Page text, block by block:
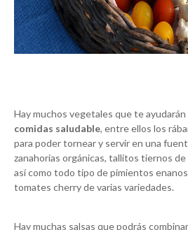
Hay muchos vegetales que te
comidas saludable, entre ellos los
para poder tornear y servir en una
zanahorias orgánicas, tallitos tiernos
así como todo tipo de pimientos
tomates cherry de varias variedades.
Hay muchas salsas que podrás